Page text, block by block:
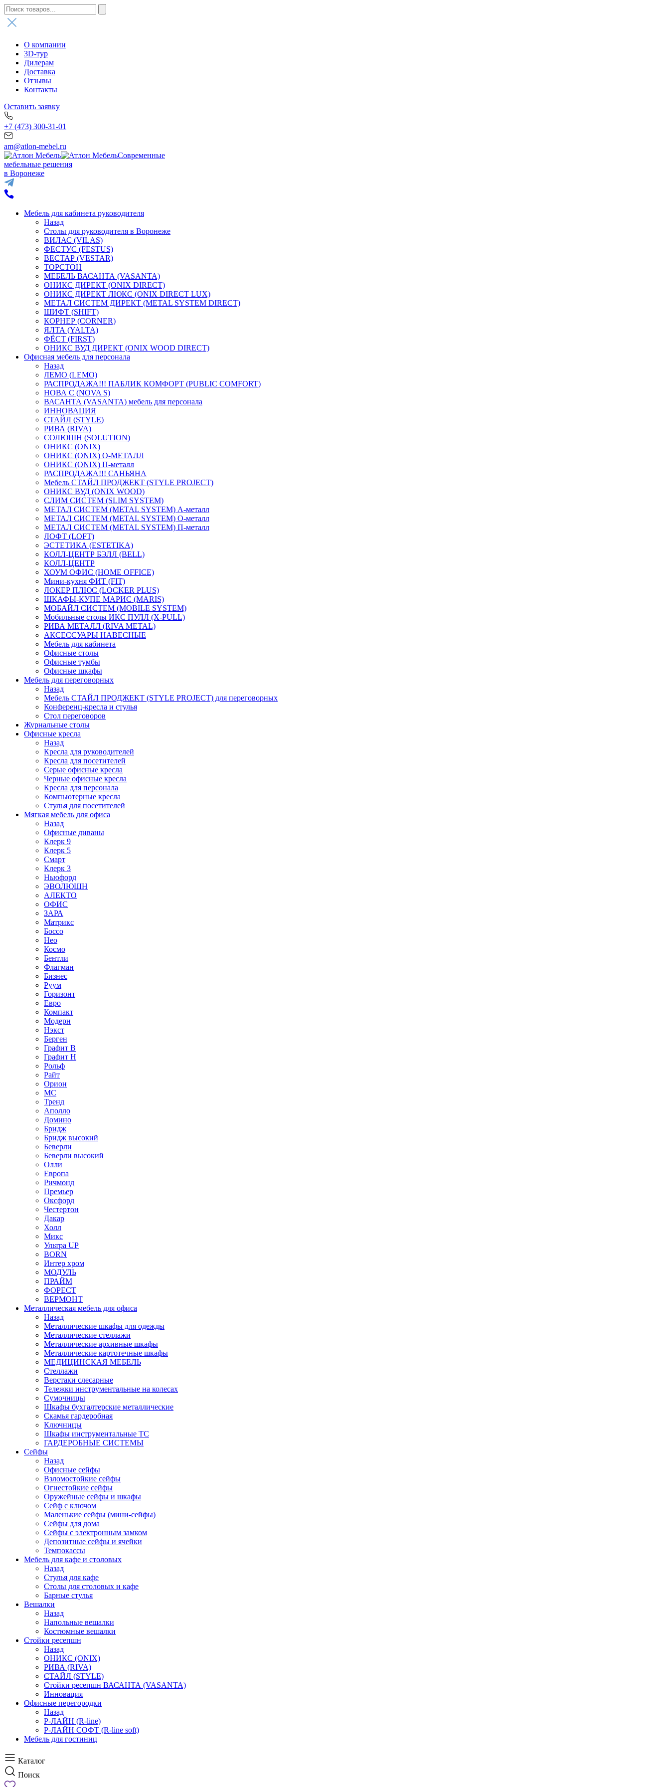
О компании
3D-тур
Дилерам
Доставка
Отзывы
Контакты
Оставить заявку
+7 (473) 300-31-01
am@atlon-mebel.ru
Современные
мебельные решения
в Воронеже
Мебель для кабинета руководителя
Назад
Столы для руководителя в Воронеже
ВИЛАС (VILAS)
ФЕСТУС (FESTUS)
ВЕСТАР (VESTAR)
ТОРСТОН
МЕБЕЛЬ ВАСАНТА (VASANTA)
ОНИКС ДИРЕКТ (ONIX DIRECT)
ОНИКС ДИРЕКТ ЛЮКС (ONIX DIRECT LUX)
МЕТАЛ СИСТЕМ ДИРЕКТ (METAL SYSTEM DIRECT)
ШИФТ (SHIFT)
КОРНЕР (CORNER)
ЯЛТА (YALTA)
ФЁСТ (FIRST)
ОНИКС ВУД ДИРЕКТ (ONIX WOOD DIRECT)
Офисная мебель для персонала
Назад
ЛЕМО (LEMO)
РАСПРОДАЖА!!! ПАБЛИК КОМФОРТ (PUBLIC COMFORT)
НОВА С (NOVA S)
ВАСАНТА (VASANTA) мебель для персонала
ИННОВАЦИЯ
СТАЙЛ (STYLE)
РИВА (RIVA)
СОЛЮШН (SOLUTION)
ОНИКС (ONIX)
ОНИКС (ONIX) O-МЕТАЛЛ
ОНИКС (ONIX) П-металл
РАСПРОДАЖА!!! САНЬЯНА
Мебель СТАЙЛ ПРОДЖЕКТ (STYLE PROJECT)
ОНИКС ВУД (ONIX WOOD)
СЛИМ СИСТЕМ (SLIM SYSTEM)
МЕТАЛ СИСТЕМ (METAL SYSTEM) А-металл
МЕТАЛ СИСТЕМ (METAL SYSTEM) О-металл
МЕТАЛ СИСТЕМ (METAL SYSTEM) П-металл
ЛОФТ (LOFT)
ЭСТЕТИКА (ESTETIKA)
КОЛЛ-ЦЕНТР БЭЛЛ (BELL)
КОЛЛ-ЦЕНТР
ХОУМ ОФИС (HOME OFFICE)
Мини-кухня ФИТ (FIT)
ЛОКЕР ПЛЮС (LOCKER PLUS)
ШКАФЫ-КУПЕ МАРИС (MARIS)
МОБАЙЛ СИСТЕМ (MOBILE SYSTEM)
Мобильные столы ИКС ПУЛЛ (X-PULL)
РИВА МЕТАЛЛ (RIVA METAL)
АКСЕССУАРЫ НАВЕСНЫЕ
Мебель для кабинета
Офисные столы
Офисные тумбы
Офисные шкафы
Мебель для переговорных
Назад
Мебель СТАЙЛ ПРОДЖЕКТ (STYLE PROJECT) для переговорных
Конференц-кресла и стулья
Стол переговоров
Журнальные столы
Офисные кресла
Назад
Кресла для руководителей
Кресла для посетителей
Серые офисные кресла
Черные офисные кресла
Кресла для персонала
Компьютерные кресла
Стулья для посетителей
Мягкая мебель для офиса
Назад
Офисные диваны
Клерк 9
Клерк 5
Смарт
Клерк 3
Ньюфорд
ЭВОЛЮШН
АЛЕКТО
ОФИС
ЗАРА
Матрикс
Боссо
Нео
Космо
Бентли
Флагман
Бизнес
Руум
Горизонт
Евро
Компакт
Модерн
Нэкст
Берген
Графит В
Графит Н
Рольф
Райт
Орион
МС
Тренд
Аполло
Домино
Бридж
Бридж высокий
Беверли
Беверли высокий
Олли
Европа
Ричмонд
Премьер
Оксфорд
Честертон
Дакар
Холл
Микс
Ультра UP
BORN
Интер хром
МОДУЛЬ
ПРАЙМ
ФОРЕСТ
ВЕРМОНТ
Металлическая мебель для офиса
Назад
Металлические шкафы для одежды
Металлические стеллажи
Металлические архивные шкафы
Металлические картотечные шкафы
МЕДИЦИНСКАЯ МЕБЕЛЬ
Стеллажи
Верстаки слесарные
Тележки инструментальные на колесах
Сумочницы
Шкафы бухгалтерские металлические
Скамья гардеробная
Ключницы
Шкафы инструментальные ТС
ГАРДЕРОБНЫЕ СИСТЕМЫ
Сейфы
Назад
Офисные сейфы
Взломостойкие сейфы
Огнестойкие сейфы
Оружейные сейфы и шкафы
Сейф с ключом
Маленькие сейфы (мини-сейфы)
Сейфы для дома
Сейфы с электронным замком
Депозитные сейфы и ячейки
Темпокассы
Мебель для кафе и столовых
Назад
Стулья для кафе
Столы для столовых и кафе
Барные стулья
Вешалки
Назад
Напольные вешалки
Костюмные вешалки
Стойки ресепшн
Назад
ОНИКС (ONIX)
РИВА (RIVA)
СТАЙЛ (STYLE)
Стойки ресепшн ВАСАНТА (VASANTA)
Инновация
Офисные перегородки
Назад
Р-ЛАЙН (R-line)
Р-ЛАЙН СОФТ (R-line soft)
Мебель для гостиниц
Каталог
Поиск